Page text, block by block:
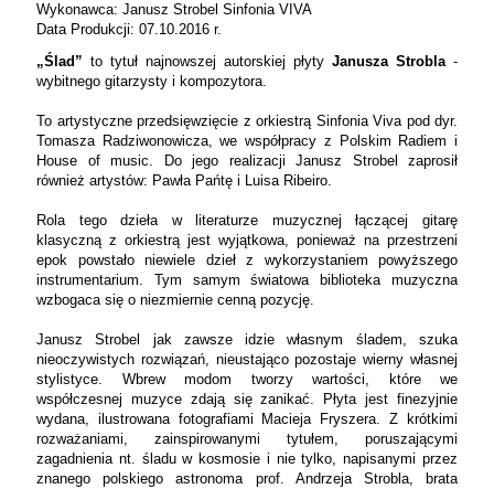
Wykonawca: Janusz Strobel Sinfonia VIVA
Data Produkcji: 07.10.2016 r.
„Ślad” to tytuł najnowszej autorskiej płyty Janusza Strobla-
wybitnego gitarzysty i kompozytora.
To artystyczne przedsięwzięcie z orkiestrą Sinfonia Viva pod dyr.
Tomasza Radziwonowicza, we współpracy z Polskim Radiem i
House of music. Do jego realizacji Janusz Strobel zaprosił
również artystów: Pawła Pańtę i Luisa Ribeiro.
Rola tego dzieła w literaturze muzycznej łączącej gitarę
klasyczną z orkiestrą jest wyjątkowa, ponieważ na przestrzeni
epok powstało niewiele dzieł z wykorzystaniem powyższego
instrumentarium. Tym samym światowa biblioteka muzyczna
wzbogaca się o niezmiernie cenną pozycję.
Janusz Strobel jak zawsze idzie własnym śladem, szuka
nieoczywistych rozwiązań, nieustająco pozostaje wierny własnej
stylistyce. Wbrew modom tworzy wartości, które we
współczesnej muzyce zdają się zanikać. Płyta jest finezyjnie
wydana, ilustrowana fotografiami Macieja Fryszera. Z krótkimi
rozważaniami, zainspirowanymi tytułem, poruszającymi
zagadnienia nt. śladu w kosmosie i nie tylko, napisanymi przez
znanego polskiego astronoma prof. Andrzeja Strobla, brata